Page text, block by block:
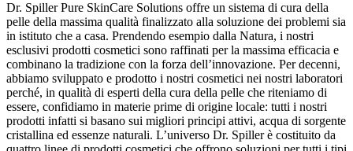
Dr. Spiller Pure SkinCare Solutions offre un sistema di cura della
pelle della massima qualità finalizzato alla soluzione dei problemi sia
in istituto che a casa. Prendendo esempio dalla Natura, i nostri
esclusivi prodotti cosmetici sono raffinati per la massima efficacia e
combinano la tradizione con la forza dell’innovazione. Per decenni,
abbiamo sviluppato e prodotto i nostri cosmetici nei nostri laboratori
perché, in qualità di esperti della cura della pelle che riteniamo di
essere, confidiamo in materie prime di origine locale: tutti i nostri
prodotti infatti si basano sui migliori principi attivi, acqua di sorgente
cristallina ed essenze naturali. L’universo Dr. Spiller è costituito da